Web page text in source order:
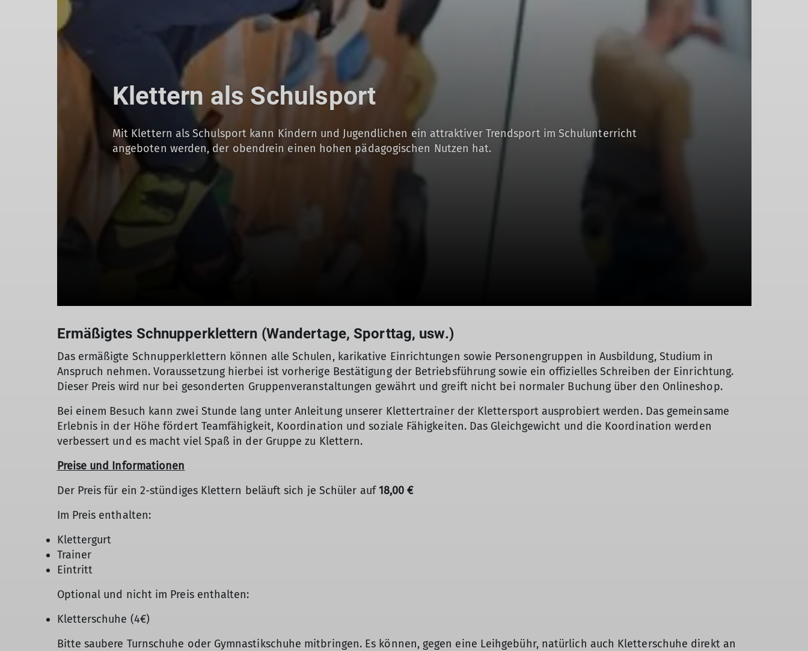
Klettern als Schulsport
Mit Klettern als Schulsport kann Kindern und Jugendlichen ein attraktiver Trendsport im Schulunterricht
angeboten werden, der obendrein einen hohen pädagogischen Nutzen hat.
Ermäßigtes Schnupperklettern (Wandertage, Sporttag, usw.)
Das ermäßigte Schnupperklettern können alle Schulen, karikative Einrichtungen sowie Personengruppen in Ausbildung, Studium in
Anspruch nehmen. Voraussetzung hierbei ist vorherige Bestätigung der Betriebsführung sowie ein offizielles Schreiben der Einrichtung.
Dieser Preis wird nur bei gesonderten Gruppenveranstaltungen gewährt und greift nicht bei normaler Buchung über den Onlineshop.
Bei einem Besuch kann zwei Stunde lang unter Anleitung unserer Klettertrainer der Klettersport ausprobiert werden. Das gemeinsame
Erlebnis in der Höhe fördert Teamfähigkeit, Koordination und soziale Fähigkeiten. Das Gleichgewicht und die Koordination werden
verbessert und es macht viel Spaß in der Gruppe zu Klettern.
Preise und Informationen
Der Preis für ein 2-stündiges Klettern beläuft sich je Schüler auf18,00 €
Im Preis enthalten:
Klettergurt
Trainer
Eintritt
Optional und nicht im Preis enthalten:
Kletterschuhe (4€)
Bitte saubere Turnschuhe oder Gymnastikschuhe mitbringen. Es können, gegen eine Leihgebühr, natürlich auch Kletterschuhe direkt an